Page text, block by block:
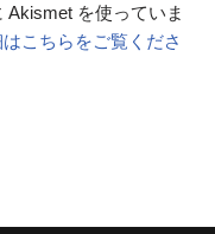
Akismet を使っていま
こちらをご覧くださ